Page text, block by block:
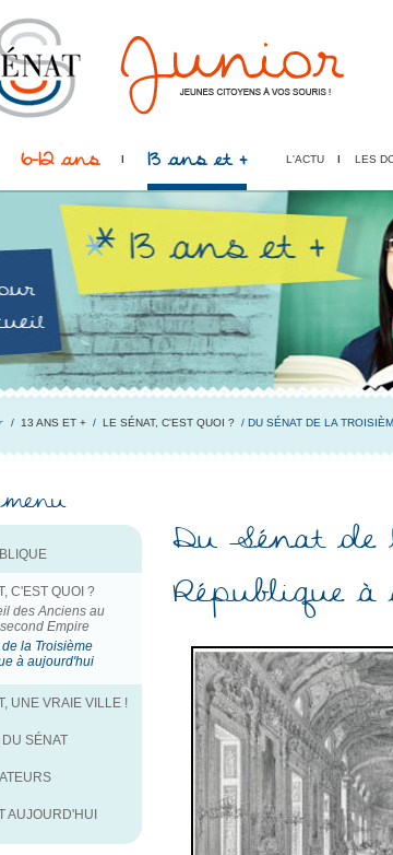
6-12 ans 13 ans et + L'ACTU LES
/ 13 ANS ET + / LE SÉNAT, C'EST QUOI ? / DU SÉNAT DE LA
C'EST QUOI ?
des Anciens au
Empire
la Troisième
à aujourd'hui
UNE VRAIE VILLE !
SÉNAT
AUJOURD'HUI
Du Sénat de
République